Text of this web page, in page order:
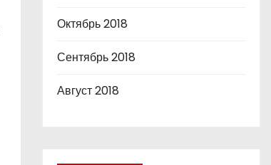
Октябрь 2018
Сентябрь 2018
Август 2018